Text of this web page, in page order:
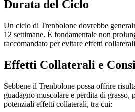
Durata del Ciclo
Un ciclo di Trenbolone dovrebbe
12 settimane. È fondamentale non
raccomandato per evitare effetti
Effetti Collaterali e
Sebbene il Trenbolone possa offrire
guadagno muscolare e perdita di grasso,
potenziali effetti collaterali, tra cui: